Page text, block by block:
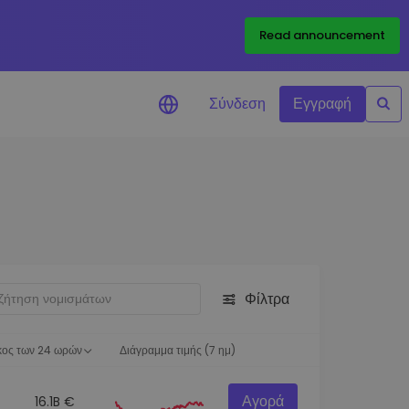
Read announcement
Σύνδεση Εγγραφή
Φίλτρα
των 24 ωρών Διάγραμμα τιμής (7 ημ)
16.1B € Αγορά